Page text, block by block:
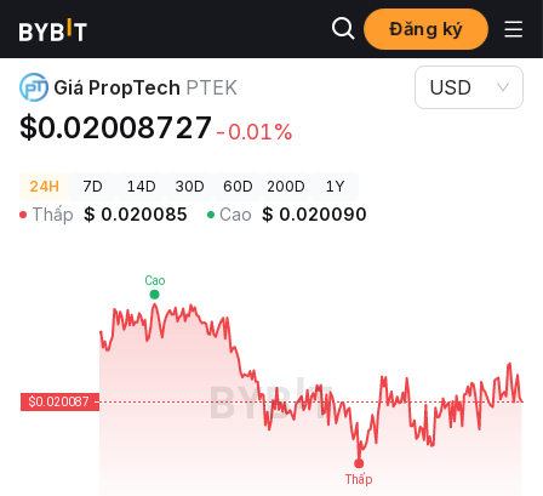
Đăng ký
Giá Tiền Điện Tử
Giá PropTech PTEK
$0.02008727 -0.01%
USD
24H 7D 14D 30D 60D 200D 1Y
Thấp $ 0.020085 Cao $ 0.020090